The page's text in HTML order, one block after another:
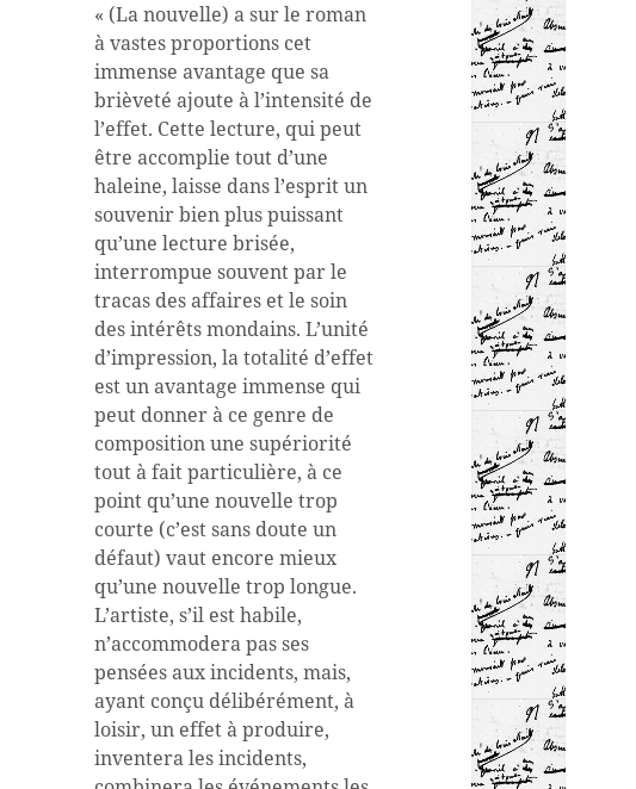
« (La nouvelle) a sur le roman
à vastes proportions cet
immense avantage que sa
brièveté ajoute à l’intensité de
l’effet. Cette lecture, qui peut
être accomplie tout d’une
haleine, laisse dans l’esprit un
souvenir bien plus puissant
qu’une lecture brisée,
interrompue souvent par le
tracas des affaires et le soin
des intérêts mondains. L’unité
d’impression, la totalité d’effet
est un avantage immense qui
peut donner à ce genre de
composition une supériorité
tout à fait particulière, à ce
point qu’une nouvelle trop
courte (c’est sans doute un
défaut) vaut encore mieux
qu’une nouvelle trop longue.
L’artiste, s’il est habile,
n’accommodera pas ses
pensées aux incidents, mais,
ayant conçu délibérément, à
loisir, un effet à produire,
inventera les incidents,